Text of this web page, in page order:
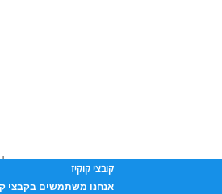
אוניברסיטת
שנעשה בתכניםקובצי קוקיז
אנחנו משתמשים בקבצי